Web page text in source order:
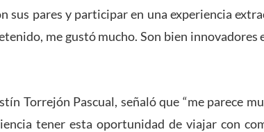
sus pares y participar en una experiencia
me gustó mucho. Son bien innovadores
Torrejón Pascual, señaló que “me parece
tener esta oportunidad de viajar con